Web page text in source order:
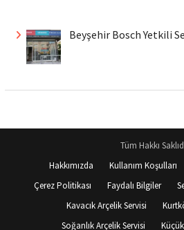
Beyşehir Bosch Yetkili
Tüm Hakkı
Hakkımızda
Kullanım Koşulları
Çerez Politikası
Faydalı Bilgiler
Kavacık Arçelik Servisi
Soğanlık Arçelik Servisi